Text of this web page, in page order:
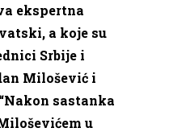
ekspertna
a koje su
Srbije i
Milošević i
sastanka
u